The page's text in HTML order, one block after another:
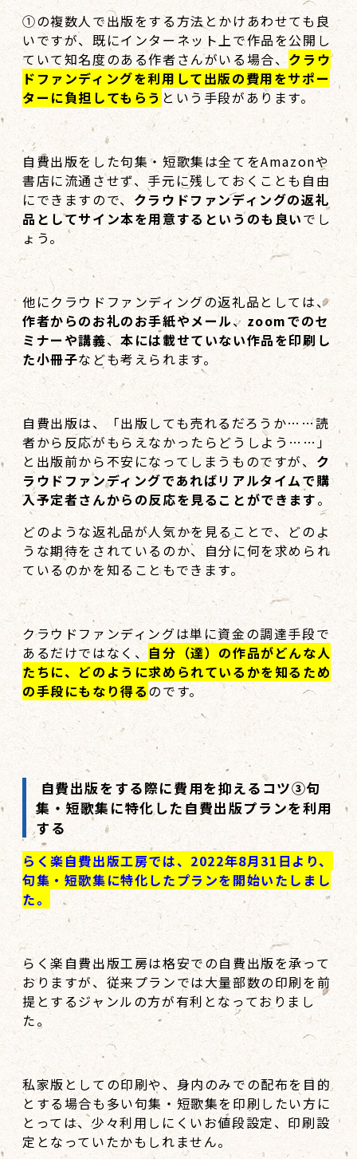
①の複数人で出版をする方法とかけあわせても良
いですが、既にインターネット上で作品を公開し
ていて知名度のある作者さんがいる場合、 クラウ
ドファンディングを利用して出版の費用をサポー
ターに負担してもらう という手段があります。
自費出版をした句集・短歌集は全てをAmazonや
書店に流通させず、手元に残しておくことも自由
にできますので、 クラウドファンディングの返礼
品としてサイン本を用意するというのも良いでし
ょう。
他にクラウドファンディングの返礼品としては、
作者からのお礼のお手紙やメール、 zoomでのセ
ミナーや講義、本には載せていない作品を印刷し
た小冊子なども考えられます。
自費出版は、「出版しても売れるだろうか……読
者から反応がもらえなかったらどうしよう……」
と出版前から不安になってしまうものですが、 ク
ラウドファンディングであればリアルタイムで購
入予定者さんからの反応を見ることができます。
どのような返礼品が人気かを見ることで、どのよ
うな期待をされているのか、自分に何を求められ
ているのかを知ることもできます。
クラウドファンディングは単に資金の調達手段で
あるだけではなく、 自分（達）の作品がどんな人
たちに、どのように求められているかを知るため
の手段にもなり得るのです。
自費出版をする際に費用を抑えるコツ③句
集・短歌集に特化した自費出版プランを利用
する
らく楽自費出版工房では、2022年8月31日より、
句集・短歌集に特化したプランを開始いたしまし
た。
らく楽自費出版工房は格安での自費出版を承って
おりますが、従来プランでは大量部数の印刷を前
提とするジャンルの方が有利となっておりまし
た。
私家版としての印刷や、身内のみでの配布を目的
とする場合も多い句集・短歌集を印刷したい方に
とっては、少々利用しにくいお値段設定、印刷設
定となっていたかもしれません。